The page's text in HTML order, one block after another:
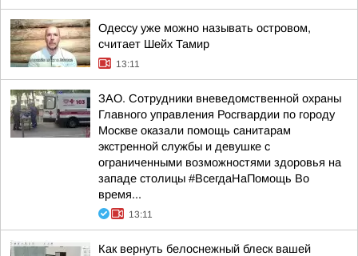
Одессу уже можно называть островом,
считает Шейх Тамир
13:11
ЗАО. Сотрудники вневедомственной охраны
Главного управления Росгвардии по городу
Москве оказали помощь санитарам
экстренной службы и девушке с
ограниченными возможностями здоровья на
западе столицы #ВсегдаНаПомощь Во
время...
13:11
Как вернуть белоснежный блеск вашей